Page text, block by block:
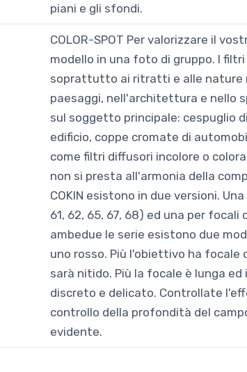
piani e gli sfondi.
COLOR-SPOT Per valorizzare il
modello in una foto di gruppo. I
soprattutto ai ritratti e alle nature
paesaggi, nell'architettura e nello
sul soggetto principale: cespuglio
edificio, coppe cromate di
come filtri diffusori incolore o
non si presta all'armonia della
COKIN esistono in due versioni.
61, 62, 65, 67, 68) ed una per focali
ambedue le serie esistono due
uno rosso. Più l'obiettivo ha
sarà nitido. Più la focale è lunga
discreto e delicato. Controllate
controllo della profondità del
evidente.